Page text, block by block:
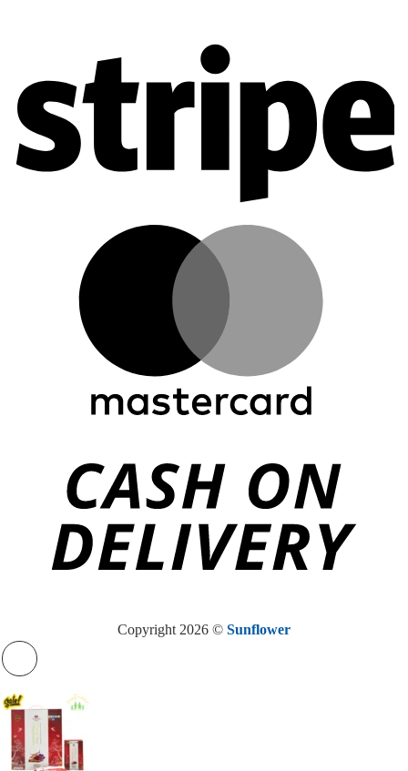
Copyright 2026 © Sunflower